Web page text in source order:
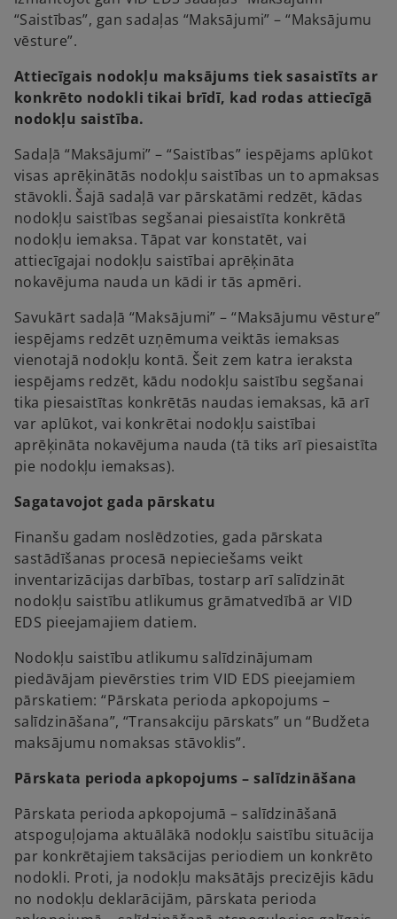
“Saistības”, gan sadaļas “Maksājumi” – “Maksājumu
vēsture”.
Attiecīgais nodokļu maksājums tiek sasaistīts ar
konkrēto nodokli tikai brīdī, kad rodas attiecīgā
nodokļu saistība.
Sadaļā “Maksājumi” – “Saistības” iespējams aplūkot
visas aprēķinātās nodokļu saistības un to apmaksas
stāvokli. Šajā sadaļā var pārskatāmi redzēt, kādas
nodokļu saistības segšanai piesaistīta konkrētā
nodokļu iemaksa. Tāpat var konstatēt, vai
attiecīgajai nodokļu saistībai aprēķināta
nokavējuma nauda un kādi ir tās apmēri.
Savukārt sadaļā “Maksājumi” – “Maksājumu vēsture”
iespējams redzēt uzņēmuma veiktās iemaksas
vienotajā nodokļu kontā. Šeit zem katra ieraksta
iespējams redzēt, kādu nodokļu saistību segšanai
tika piesaistītas konkrētās naudas iemaksas, kā arī
var aplūkot, vai konkrētai nodokļu saistībai
aprēķināta nokavējuma nauda (tā tiks arī piesaistīta
pie nodokļu iemaksas).
Sagatavojot gada pārskatu
Finanšu gadam noslēdzoties, gada pārskata
sastādīšanas procesā nepieciešams veikt
inventarizācijas darbības, tostarp arī salīdzināt
nodokļu saistību atlikumus grāmatvedībā ar VID
EDS pieejamajiem datiem.
Nodokļu saistību atlikumu salīdzinājumam
piedāvājam pievērsties trim VID EDS pieejamiem
pārskatiem: “Pārskata perioda apkopojums –
salīdzināšana”, “Transakciju pārskats” un “Budžeta
maksājumu nomaksas stāvoklis”.
Pārskata perioda apkopojums – salīdzināšana
Pārskata perioda apkopojumā – salīdzināšanā
atspoguļojama aktuālākā nodokļu saistību situācija
par konkrētajiem taksācijas periodiem un konkrēto
nodokli. Proti, ja nodokļu maksātājs precizējis kādu
no nodokļu deklarācijām, pārskata perioda